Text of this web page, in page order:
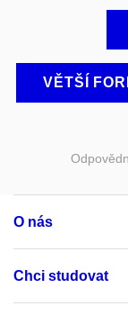
VĚTŠÍ
O nás
Chci studovat